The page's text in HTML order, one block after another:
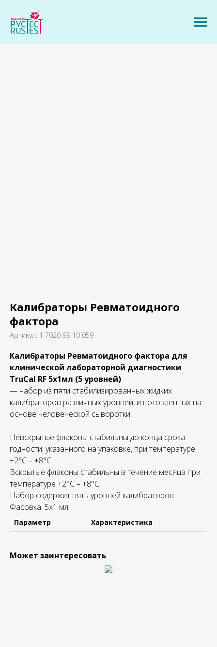
Калибраторы Ревматоидного
фактора
Артикул: 1 7020 99 10 059
Калибраторы Ревматоидного фактора для
клинической лабораторной диагностики
TruСal RF 5х1мл (5 уровней)
— набор из пяти стабилизированных жидких
калибраторов различных уровней, изготовленных на
основе человеческой сыворотки.
Невскрытые флаконы стабильны до конца срока
годности, указанного на упаковке, при температуре
+2°С – +8°C.
Вскрытые флаконы стабильны в течение месяца при
температуре +2°С – +8°C.
Набор содержит пять уровней калибраторов.
Фасовка: 5х1 мл
Параметр Характеристика
Может заинтересовать